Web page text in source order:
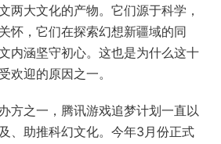
两大文化的产物。它们源于科学，
怀，它们在探索幻想新疆域的同
内涵坚守初心。这也是为什么这十
欢迎的原因之一。
方之一，腾讯游戏追梦计划一直以
、助推科幻文化。今年3月份正式